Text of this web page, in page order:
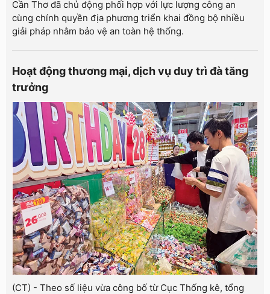
Cần Thơ đã chủ động phối hợp với lực lượng công an
cùng chính quyền địa phương triển khai đồng bộ nhiều
giải pháp nhằm bảo vệ an toàn hệ thống.
Hoạt động thương mại, dịch vụ duy trì đà tăng
trưởng
(CT) - Theo số liệu vừa công bố từ Cục Thống kê, tổng